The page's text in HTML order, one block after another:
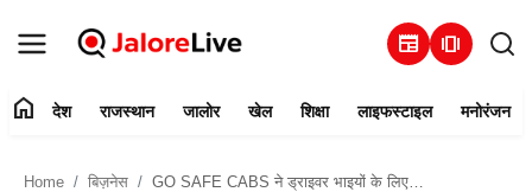
newspaper amp_stories
home देश राजस्थान जालोर खेल शिक्षा लाइफस्टाइल मनोरंजन
Home बिज़नेस GO SAFE CABS ने ड्राइवर भाइयों के लिए शुरू किया “मिशन आत्मनिर्भर कैब ड्राइवर”